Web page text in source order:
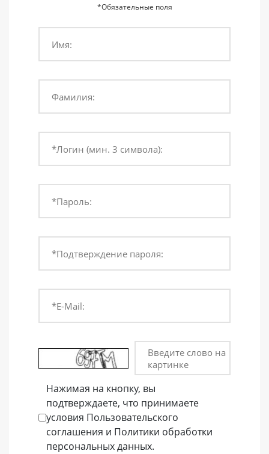
*Обязательные поля
Имя:
Фамилия:
*Логин (мин. 3 символа):
*Пароль:
*Подтверждение пароля:
*E-Mail:
Введите слово на
картинке
Нажимая на кнопку, вы
подтверждаете, что принимаете
условия Пользовательского
соглашения и Политики обработки
персональных данных.